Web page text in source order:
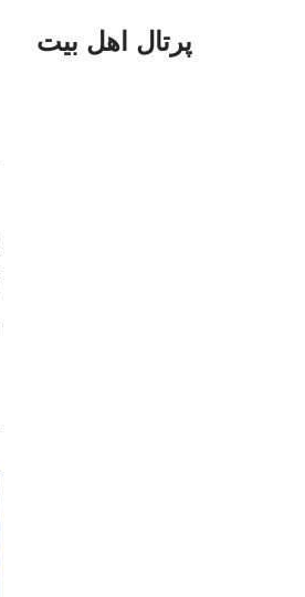
پرتال اهل بیت